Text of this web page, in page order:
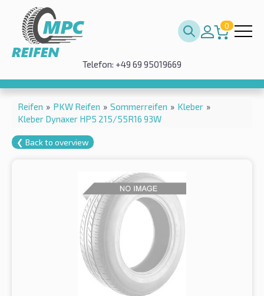
0
Telefon: +49 69 95019669
Reifen » PKW Reifen » Sommerreifen » Kleber »
Kleber Dynaxer HP5 215/55R16 93W
❮ Back to overview